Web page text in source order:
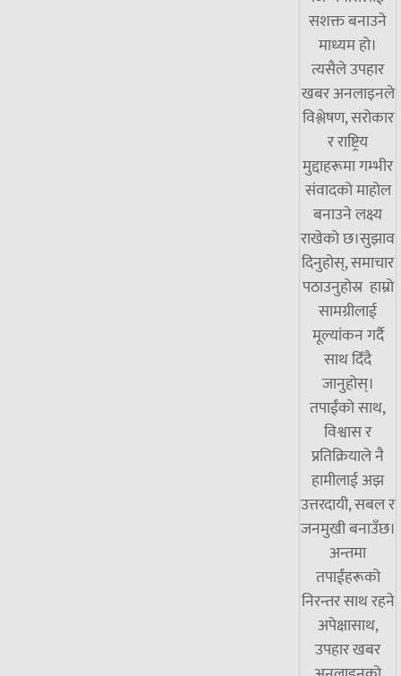
सशक्त बनाउने
माध्यम हो।
त्यसैले उपहार
खबर अनलाइनले
विश्लेषण, सरोकार
र राष्ट्रिय
मुद्दाहरूमा गम्भीर
संवादको माहोल
बनाउने लक्ष्य
राखेको छ।सुझाव
दिनुहोस्, समाचार
पठाउनुहोस्र हाम्रो
सामग्रीलाई
मूल्यांकन गर्दै
साथ दिँदै
जानुहोस्।
तपाईंको साथ,
विश्वास र
प्रतिक्रियाले नै
हामीलाई अझ
उत्तरदायी, सबल र
जनमुखी बनाउँछ।
अन्तमा
तपाईंहरूको
निरन्तर साथ रहने
अपेक्षासाथ,
उपहार खबर